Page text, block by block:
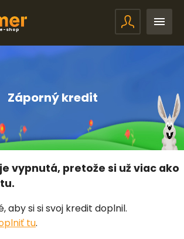
shop
Záporný kredit
vypnutá, pretože si už viac ako
aby si si svoj kredit doplnil.
tu.